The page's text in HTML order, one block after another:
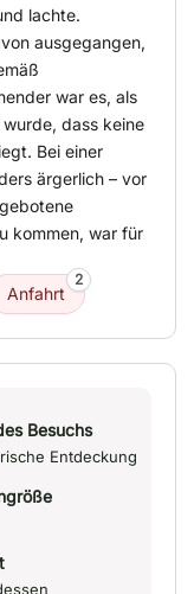
lachte.
ausgegangen,
war es, als
dass keine
Bei einer
ärgerlich – vor
kommen, war für
Anfahrt
2
Besuchs
Entdeckung